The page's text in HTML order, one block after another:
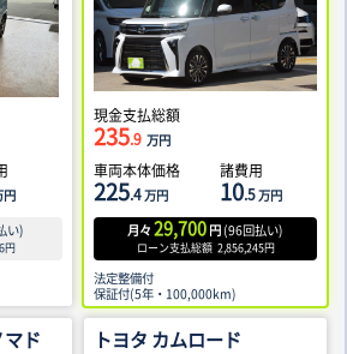
円
い)
円
現金支払総額
235.9 万円
車両本体価格
225.4万円
諸費用
10.5万円
月々 29,700 円 (96回払い)
ローン支払総額 2,856,245円
法定整備付
保証付(5年・100,000km)
ド トヨタ カムロード